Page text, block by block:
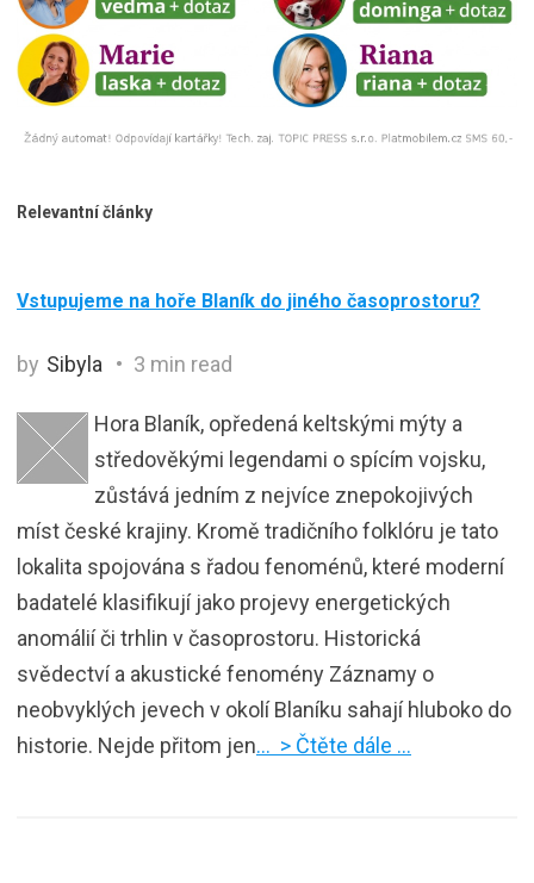
Relevantní články
Vstupujeme na hoře Blaník do jiného časoprostoru?
by Sibyla 3 min read
Hora Blaník, opředená keltskými mýty a
středověkými legendami o spícím vojsku,
zůstává jedním z nejvíce znepokojivých
míst české krajiny. Kromě tradičního folklóru je tato
lokalita spojována s řadou fenoménů, které moderní
badatelé klasifikují jako projevy energetických
anomálií či trhlin v časoprostoru. Historická
svědectví a akustické fenomény Záznamy o
neobvyklých jevech v okolí Blaníku sahají hluboko do
historie. Nejde přitom jen… > Čtěte dále …